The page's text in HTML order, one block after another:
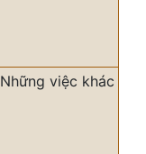
Những việc khác